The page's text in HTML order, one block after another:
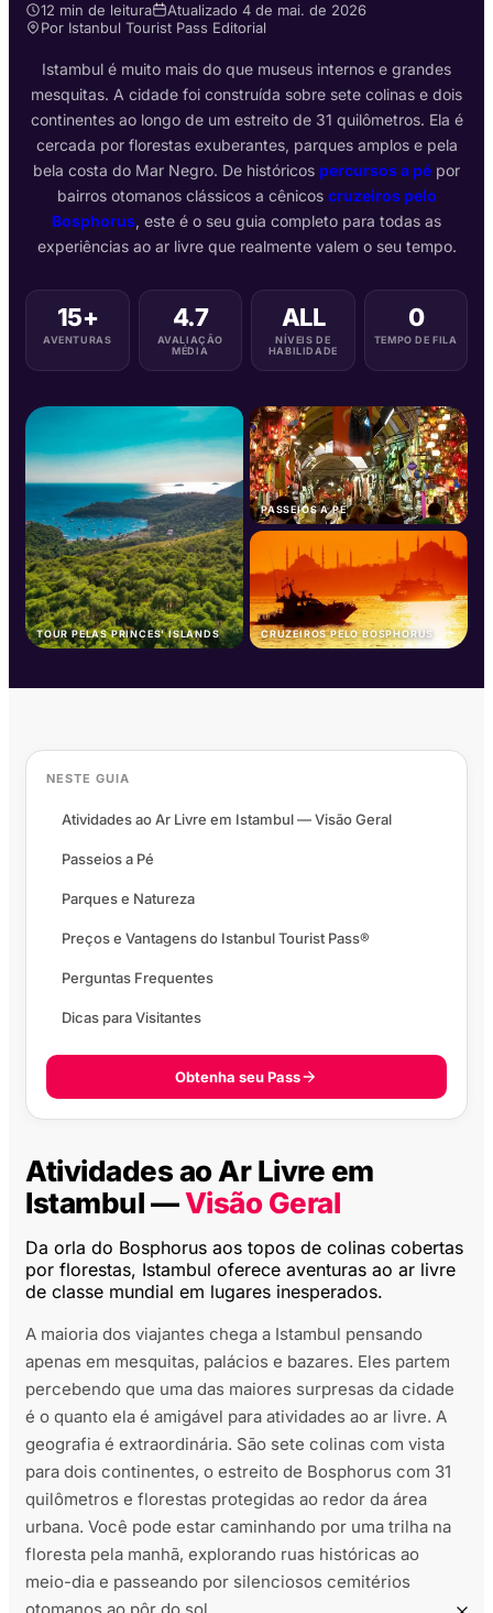
12 min de leitura
Atualizado 4 de mai. de 2026
Por Istanbul Tourist Pass Editorial
Istambul é muito mais do que museus internos e grandes
mesquitas. A cidade foi construída sobre sete colinas e dois
continentes ao longo de um estreito de 31 quilômetros. Ela é
cercada por florestas exuberantes, parques amplos e pela
bela costa do Mar Negro. De históricos percursos a pé por
bairros otomanos clássicos a cênicos cruzeiros pelo
Bosphorus, este é o seu guia completo para todas as
experiências ao ar livre que realmente valem o seu tempo.
15+
AVENTURAS
4.7
AVALIAÇÃO
MÉDIA
ALL
NÍVEIS DE
HABILIDADE
0
TEMPO DE FILA
TOUR PELAS PRINCES' ISLANDS
PASSEIOS A PÉ
CRUZEIROS PELO BOSPHORUS
Atividades ao Ar Livre em
Istambul —Visão Geral
Da orla do Bosphorus aos topos de colinas cobertas
por florestas, Istambul oferece aventuras ao ar livre
de classe mundial em lugares inesperados.
A maioria dos viajantes chega a Istambul pensando
apenas em mesquitas, palácios e bazares. Eles partem
percebendo que uma das maiores surpresas da cidade
é o quanto ela é amigável para atividades ao ar livre. A
geografia é extraordinária. São sete colinas com vista
para dois continentes, o estreito de Bosphorus com 31
quilômetros e florestas protegidas ao redor da área
urbana. Você pode estar caminhando por uma trilha na
floresta pela manhã, explorando ruas históricas ao
meio-dia e passeando por silenciosos cemitérios
NESTE GUIA
Atividades ao Ar Livre em Istambul — Visão Geral
Passeios a Pé
Parques e Natureza
Preços e Vantagens do Istanbul Tourist Pass®
Perguntas Frequentes
Dicas para Visitantes
Obtenha seu Pass